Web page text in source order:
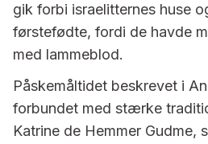
gik forbi israelitternes huse
førstefødte, fordi de havde
med lammeblod.
Påskemåltidet beskrevet i
forbundet med stærke
Katrine de Hemmer Gudme,